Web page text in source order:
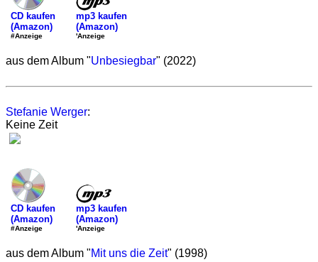
CD kaufen
(Amazon)
#Anzeige
mp3 kaufen
(Amazon)
'Anzeige
aus dem Album "Unbesiegbar" (2022)
Stefanie Werger:
Keine Zeit
CD kaufen
(Amazon)
#Anzeige
mp3 kaufen
(Amazon)
'Anzeige
aus dem Album "Mit uns die Zeit" (1998)